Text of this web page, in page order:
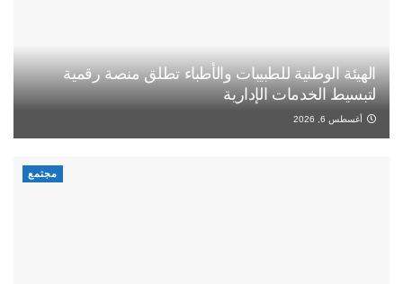
الهيئة الوطنية للطبيبات والأطباء تطلق منصة رقمية
لتبسيط الخدمات الإدارية
أغسطس 6, 2026
مجتمع